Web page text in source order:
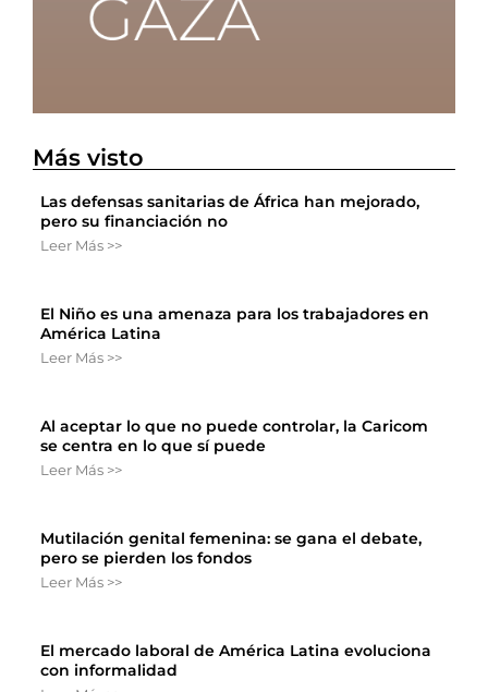
Más visto
Las defensas sanitarias de África han mejorado,
pero su financiación no
Leer Más >>
El Niño es una amenaza para los trabajadores en
América Latina
Leer Más >>
Al aceptar lo que no puede controlar, la Caricom
se centra en lo que sí puede
Leer Más >>
Mutilación genital femenina: se gana el debate,
pero se pierden los fondos
Leer Más >>
El mercado laboral de América Latina evoluciona
con informalidad